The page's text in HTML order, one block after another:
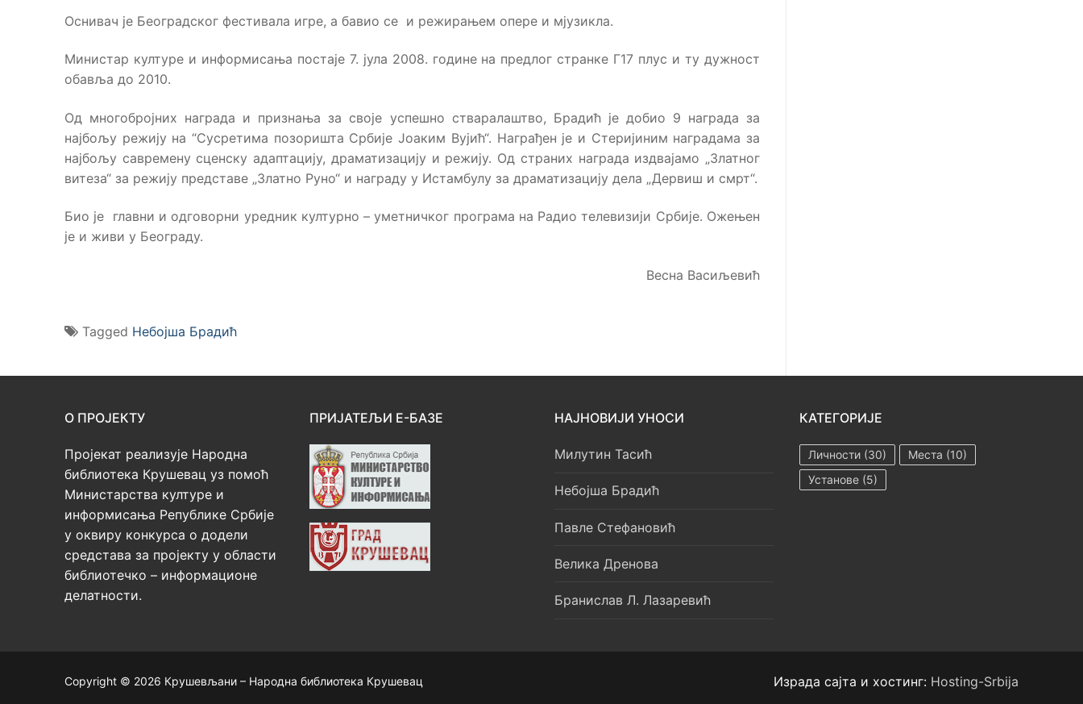
Оснивач је Београдског фестивала игре, а бавио се и режирањем опере и мјузикла.
Министар културе и информисања постаје 7. јула 2008. године на предлог странке Г17 плус и ту дужност
обавља до 2010.
Од многобројних награда и признања за своје успешно стваралаштво, Брадић је добио 9 награда за
најбољу режију на “Сусретима позоришта Србије Јоаким Вујић“. Награђен је и Стеријиним наградама за
најбољу савремену сценску адаптацију, драматизацију и режију. Од страних награда издвајамо „Златног
витеза“ за режију представе „Златно Руно“ и награду у Истамбулу за драматизацију дела „Дервиш и смрт“.
Био је главни и одговорни уредник културно – уметничког програма на Радио телевизији Србије. Ожењен
је и живи у Београду.
Весна Васиљевић
Tagged Небојша Брадић
О ПРОЈЕКТУ
Пројекат реализује Народна
библиотека Крушевац уз помоћ
Министарства културе и
информисања Републике Србије
у оквиру конкурса о додели
средстава за пројекту у области
библиотечко – информационе
делатности.
ПРИЈАТЕЉИ Е-БАЗЕ НАЈНОВИЈИ УНОСИ
Милутин Тасић
Небојша Брадић
Павле Стефановић
Велика Дренова
Бранислав Л. Лазаревић
КАТЕГОРИЈЕ
Личности (30) Места (10)
Установе (5)
Copyright © 2026 Крушевљани – Народна библиотека Крушевац Израда сајта и хостинг: Hosting-Srbija